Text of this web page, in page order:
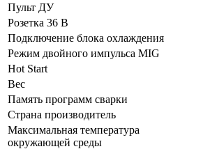
Пульт ДУ
Розетка 36 В
Подключение блока охлаждения
Режим двойного импульса MIG
Hot Start
Вес
Память программ сварки
Страна производитель
Максимальная температура
окружающей среды